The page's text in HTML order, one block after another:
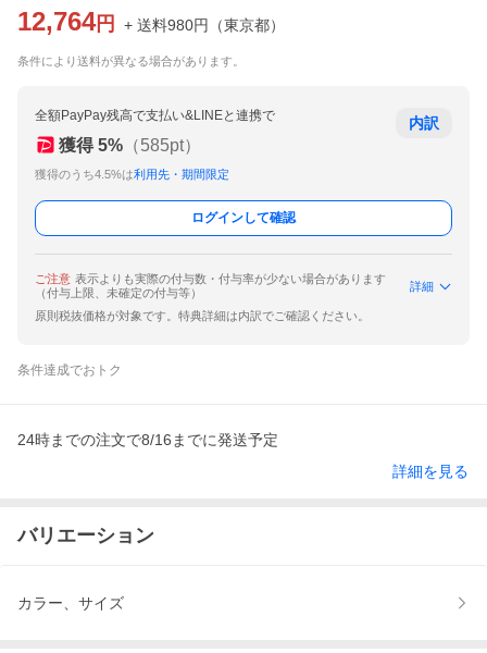
12,764円 + 送料980円 （東京都）
条件により送料が異なる場合があります。
全額PayPay残高で支払い&LINEと連携で
獲得 5% （585pt）
獲得のうち4.5%は利用先・期間限定
内訳
ログインして確認
ご注意 表示よりも実際の付与数・付与率が少ない場合があります
（付与上限、未確定の付与等）
詳細
原則税抜価格が対象です。特典詳細は内訳でご確認ください。
条件達成でおトク
24時までの注文で8/16までに発送予定
詳細を見る
バリエーション
カラー、サイズ